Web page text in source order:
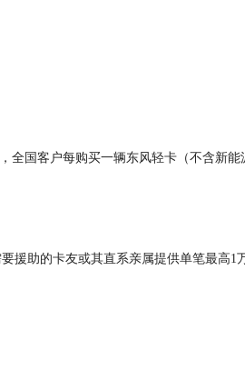
国客户每购买一辆东风轻卡（不含新
援助的卡友或其直系亲属提供单笔最高